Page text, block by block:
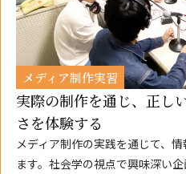
メディア制作実習
実際の制作を通じ、正し
さを体験する
メディア制作の実践を通じて、
ます。社会学の視点で興味深い